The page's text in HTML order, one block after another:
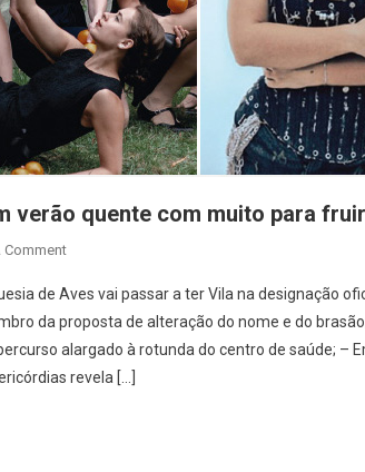
verão quente com muito para
CommentOn
792
–
Roteiro
Para
de Aves vai passar a ter Vila na designação
da proposta de alteração do nome e do
alargado à rotunda do centro de saúde; –
revela […]